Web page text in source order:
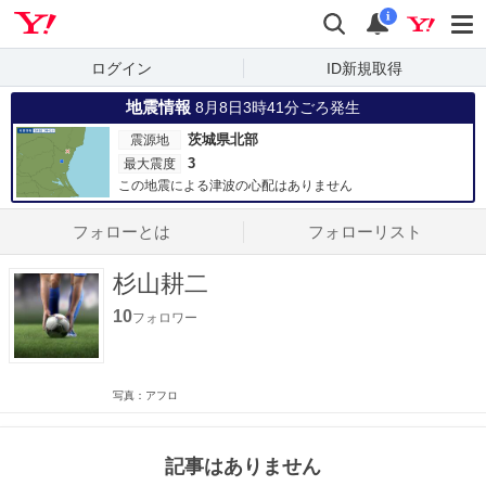
検索
通知
i
ログイン ID新規取得
地震情報 8月8日3時41分ごろ発生
震源地 茨城県北部
最大震度 3
この地震による津波の心配はありません
フォローとは フォローリスト
杉山耕二
10フォロワー
写真：アフロ
記事はありません